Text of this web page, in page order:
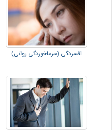
افسردگی (سرماخوردگی روانی)